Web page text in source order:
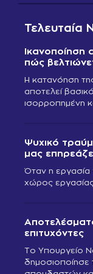
Τελευταία
Ικανοποίηση
πώς
Η κατανόηση
αποτελεί
ισορροπημένη
Ψυχικό
μας
Όταν η εργασία
χώρος
επιτυχόντες
Το Υπουργείο
δημοσιοποίησε